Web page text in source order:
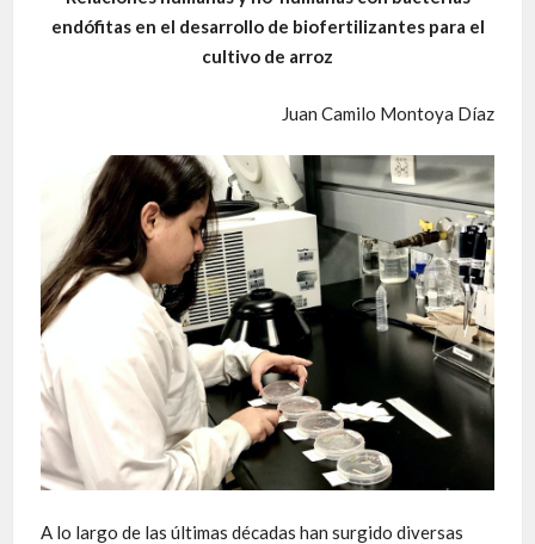
endófitas en el desarrollo de biofertilizantes para el
cultivo de arroz
Juan Camilo Montoya Díaz
A lo largo de las últimas décadas han surgido diversas